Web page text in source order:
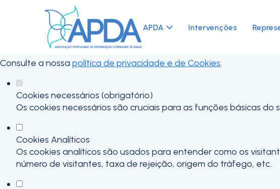
Defina as suas preferências de cookies para
Este website utiliza cookies estritamente necessários, analíticos e
funcionalidades.
Consulte a nossa política de privacidade e de Cookies.
Cookies necessários (obrigatório)
Os cookies necessários são cruciais para as funções básicas
Cookies Analíticos
Os cookies analíticos são usados para entender como os
número de visitantes, taxa de rejeição, origem do tráfego, etc.
APDA Intervenções